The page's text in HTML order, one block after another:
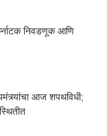
निवडणूक आणि
आज शपथविधी;